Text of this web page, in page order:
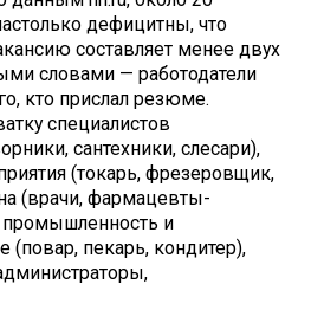
дефицитны, что
составляет менее двух
словами — работодатели
кто прислал резюме.
специалистов
сантехники, слесари),
(токарь, фрезеровщик,
(врачи, фармацевты-
и
(повар, пекарь, кондитер),